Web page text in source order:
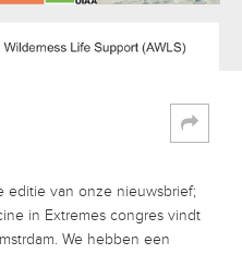
editie van onze nieuwsbrief;
in Extremes congres vindt
We hebben een